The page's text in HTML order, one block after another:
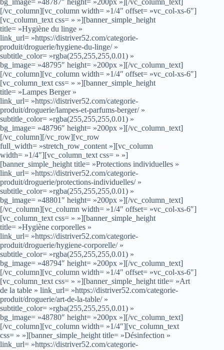
bg_image= »48787″ height= »200px »][/vc_column_text]
[/vc_column][vc_column width= »1/4″ offset= »vc_col-xs-6″]
[vc_column_text css= » »][banner_simple_height
title= »Hygiène du linge »
link_url= »https://distriver52.com/categorie-
produit/droguerie/hygiene-du-linge/ »
subtitle_color= »rgba(255,255,255,0.01) »
bg_image= »48795″ height= »200px »][/vc_column_text]
[/vc_column][vc_column width= »1/4″ offset= »vc_col-xs-6″]
[vc_column_text css= » »][banner_simple_height
title= »Lampes Berger »
link_url= »https://distriver52.com/categorie-
produit/droguerie/lampes-et-parfums-berger/ »
subtitle_color= »rgba(255,255,255,0.01) »
bg_image= »48796″ height= »200px »][/vc_column_text]
[/vc_column][/vc_row][vc_row
full_width= »stretch_row_content »][vc_column
width= »1/4″][vc_column_text css= » »]
[banner_simple_height title= »Protections individuelles »
link_url= »https://distriver52.com/categorie-
produit/droguerie/protections-individuelles/ »
subtitle_color= »rgba(255,255,255,0.01) »
bg_image= »48801″ height= »200px »][/vc_column_text]
[/vc_column][vc_column width= »1/4″ offset= »vc_col-xs-6″]
[vc_column_text css= » »][banner_simple_height
title= »Hygiène corporelles »
link_url= »https://distriver52.com/categorie-
produit/droguerie/hygiene-corporelle/ »
subtitle_color= »rgba(255,255,255,0.01) »
bg_image= »48794″ height= »200px »][/vc_column_text]
[/vc_column][vc_column width= »1/4″ offset= »vc_col-xs-6″]
[vc_column_text css= » »][banner_simple_height title= »Art
de la table » link_url= »https://distriver52.com/categorie-
produit/droguerie/art-de-la-table/ »
subtitle_color= »rgba(255,255,255,0.01) »
bg_image= »48780″ height= »200px »][/vc_column_text]
[/vc_column][vc_column width= »1/4″][vc_column_text
css= » »][banner_simple_height title= »Désinfection »
link_url= »https://distriver52.com/categorie-